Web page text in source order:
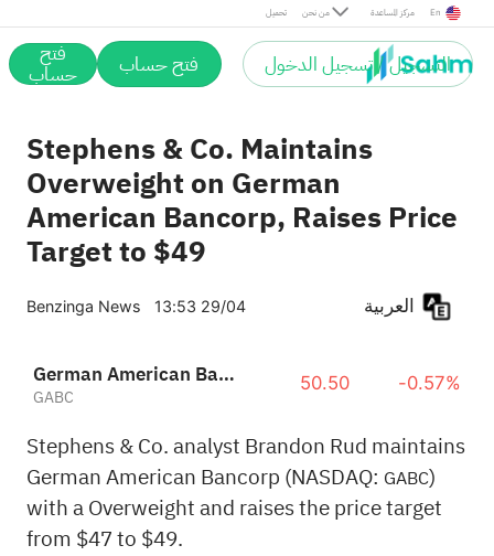
تحميل من نحن مركز المساعدة En
التسجيل / تسجيل الدخول فتح حساب فتح
حساب
Stephens & Co. Maintains
Overweight on German
American Bancorp, Raises Price
Target to $49
Benzinga News 13:53 29/04
German American Bancorp, Inc.
GABC
50.50 -0.57%
Stephens & Co. analyst Brandon Rud maintains
German American Bancorp (NASDAQ: GABC)
with a Overweight and raises the price target
from $47 to $49.